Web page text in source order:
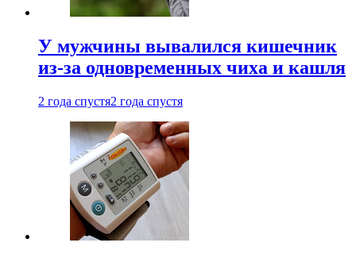
У мужчины вывалился кишечник
из-за одновременных чиха и кашля
2 года спустя2 года спустя